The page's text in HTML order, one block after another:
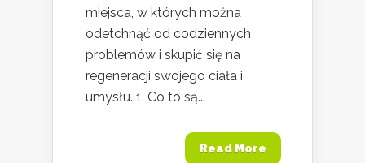
miejsca, w których można
odetchnąć od codziennych
problemów i skupić się na
regeneracji swojego ciała i
umysłu. 1. Co to są...
Read More